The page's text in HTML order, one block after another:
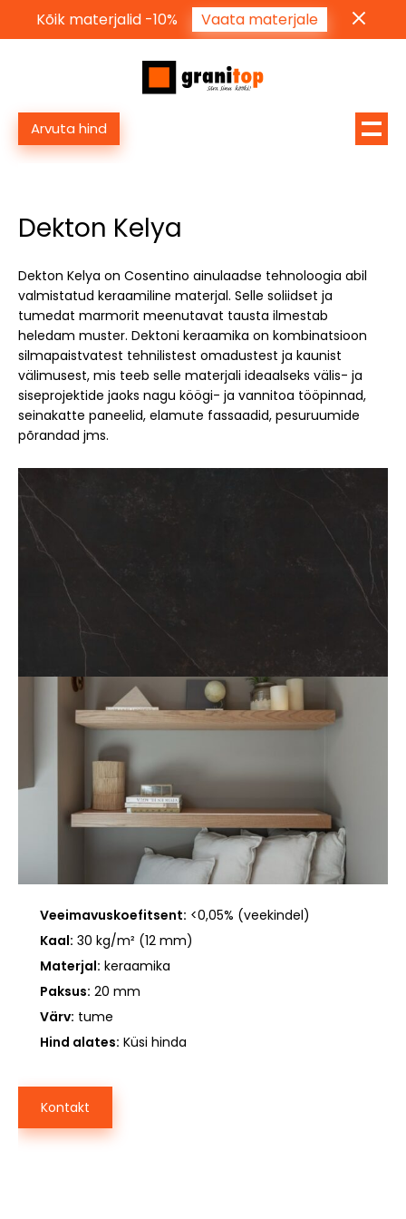
Kõik materjalid -10% Vaata materjale
Arvuta hind
Dekton Kelya
Dekton Kelya on Cosentino ainulaadse tehnoloogia abil
valmistatud keraamiline materjal. Selle soliidset ja
tumedat marmorit meenutavat tausta ilmestab
heledam muster. Dektoni keraamika on kombinatsioon
silmapaistvatest tehnilistest omadustest ja kaunist
välimusest, mis teeb selle materjali ideaalseks välis- ja
siseprojektide jaoks nagu köögi- ja vannitoa tööpinnad,
seinakatte paneelid, elamute fassaadid, pesuruumide
põrandad jms.
Veeimavuskoefitsent: <0,05% (veekindel)
Kaal: 30 kg/m² (12 mm)
Materjal: keraamika
Paksus: 20 mm
Värv: tume
Hind alates: Küsi hinda
Kontakt